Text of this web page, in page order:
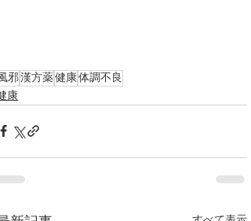
邪漢方薬健康体調不良
康